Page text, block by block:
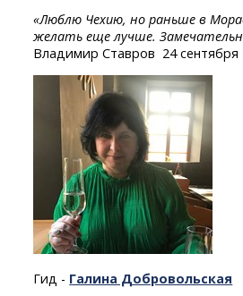
«Люблю Чехию, но раньше в
желать еще лучше.
Владимир Ставров 24 сентября
Гид - Галина Добровольская